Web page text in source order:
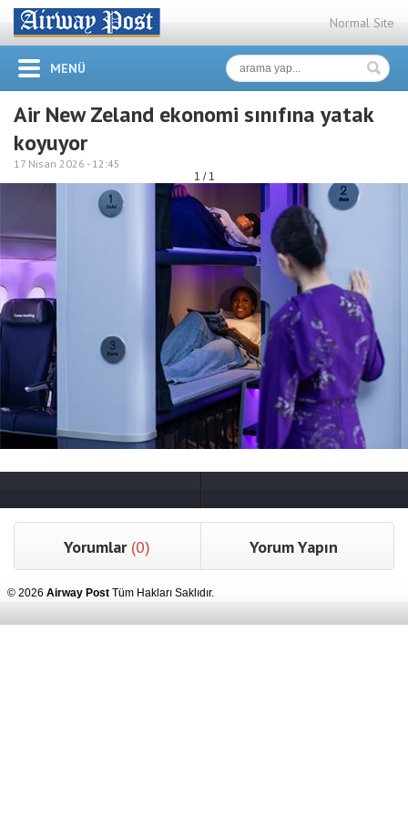
Normal Site
MENÜ
Air New Zeland ekonomi sınıfına yatak
koyuyor
17 Nisan 2026 - 12:45
1 / 1
Yorumlar (0) Yorum Yapın
© 2026 Airway Post Tüm Hakları Saklıdır.